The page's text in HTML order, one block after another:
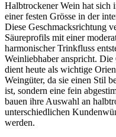
Halbtrockener Wein hat sich
einer festen Grösse in der
Diese Geschmacksrichtung
Säureprofils mit einer
harmonischer Trinkfluss
Weinliebhaber anspricht. Die
dient heute als wichtige
Weingüter, da sie einen Stil
ist, sondern eine fein
bauen ihre Auswahl an
unterschiedlichen
werden.